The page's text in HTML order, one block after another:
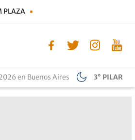
PLAZA
en Buenos Aires 3° PILAR